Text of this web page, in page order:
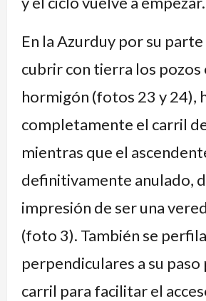
En la Azurduy por su
cubrir con tierra los pozos
hormigón (fotos 23 y 24),
completamente el carril
mientras que el
definitivamente anulado,
impresión de ser una
(foto 3). También se
perpendiculares a su
carril para facilitar el